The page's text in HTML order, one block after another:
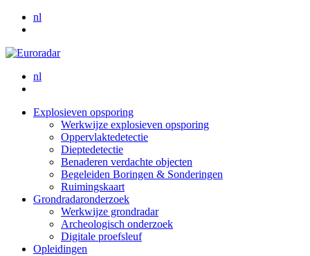
nl
nl
Explosieven opsporing
Werkwijze explosieven opsporing
Oppervlaktedetectie
Dieptedetectie
Benaderen verdachte objecten
Begeleiden Boringen & Sonderingen
Ruimingskaart
Grondradaronderzoek
Werkwijze grondradar
Archeologisch onderzoek
Digitale proefsleuf
Opleidingen